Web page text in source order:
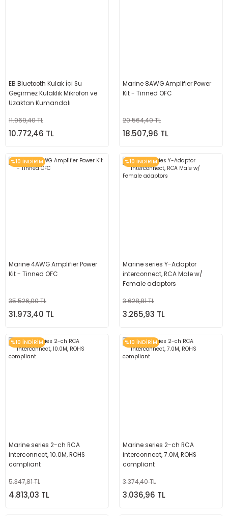
EB Bluetooth Kulak İçi Su
Geçirmez Kulaklık Mikrofon ve
Uzaktan Kumandalı
11.969,40 TL
10.772,46 TL
Marine 8AWG Amplifier Power
Kit - Tinned OFC
20.564,40 TL
18.507,96 TL
%10 İNDİRİM
Marine 4AWG Amplifier Power
Kit - Tinned OFC
35.526,00 TL
31.973,40 TL
%10 İNDİRİM
Marine series Y-Adaptor
interconnect, RCA Male w/
Female adaptors
3.628,81 TL
3.265,93 TL
%10 İNDİRİM
Marine series 2-ch RCA
interconnect, 10.0M, ROHS
compliant
5.347,81 TL
4.813,03 TL
%10 İNDİRİM
Marine series 2-ch RCA
interconnect, 7.0M, ROHS
compliant
3.374,40 TL
3.036,96 TL